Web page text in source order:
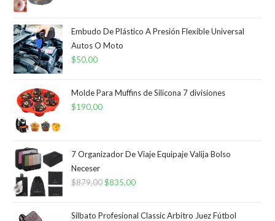
Embudo De Plástico A Presión Flexible Universal
Autos O Moto
$50,00
Molde Para Muffins de Silicona 7 divisiones
$190,00
7 Organizador De Viaje Equipaje Valija Bolso
Neceser
$879,00El
original
$835,00El
actual
Silbato Profesional Classic Arbitro Juez Fútbol